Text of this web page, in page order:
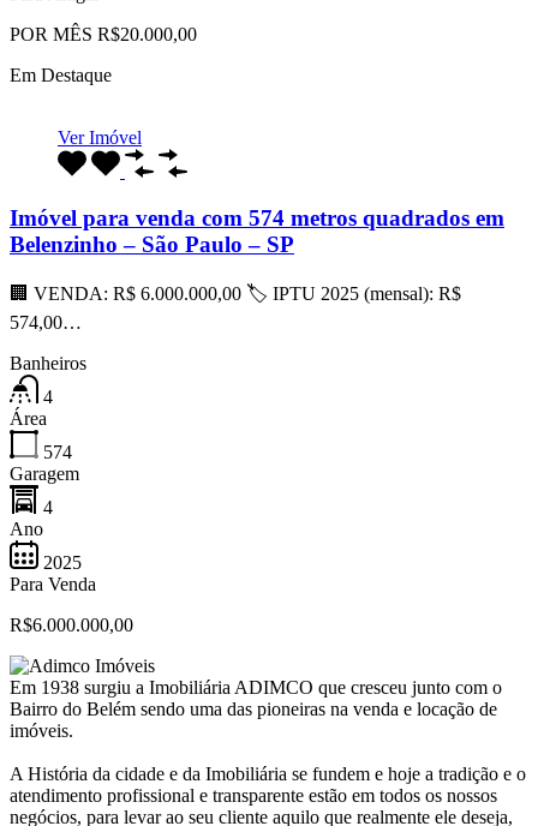
POR MÊS R$20.000,00
Em Destaque
Ver Imóvel
Imóvel para venda com 574 metros quadrados em
Belenzinho – São Paulo – SP
🏢 VENDA: R$ 6.000.000,00 🏷 IPTU 2025 (mensal): R$
574,00…
Banheiros
4
Área
574
Garagem
4
Ano
2025
Para Venda
R$6.000.000,00
Em 1938 surgiu a Imobiliária ADIMCO que cresceu junto com o
Bairro do Belém sendo uma das pioneiras na venda e locação de
imóveis.
A História da cidade e da Imobiliária se fundem e hoje a tradição e o
atendimento profissional e transparente estão em todos os nossos
negócios, para levar ao seu cliente aquilo que realmente ele deseja,